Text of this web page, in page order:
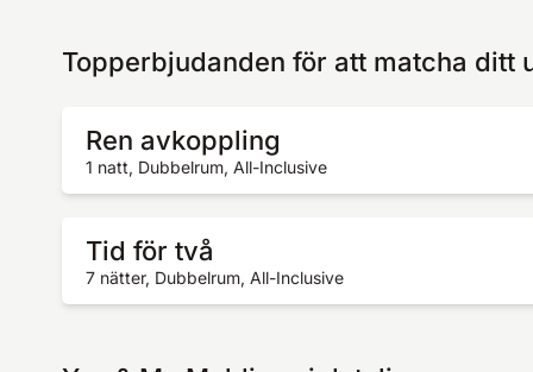
Topperbjudanden för att matcha ditt
Ren avkoppling
1 natt, Dubbelrum, All-Inclusive
Tid för två
7 nätter, Dubbelrum, All-Inclusive